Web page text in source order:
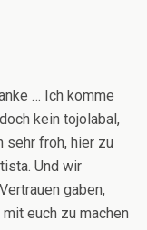
… Ich komme
kein tojolabal,
sehr froh, hier zu
Und wir
gaben,
euch zu machen